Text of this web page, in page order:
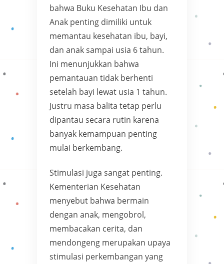
bahwa Buku Kesehatan Ibu dan
Anak penting dimiliki untuk
memantau kesehatan ibu, bayi,
dan anak sampai usia 6 tahun.
Ini menunjukkan bahwa
pemantauan tidak berhenti
setelah bayi lewat usia 1 tahun.
Justru masa balita tetap perlu
dipantau secara rutin karena
banyak kemampuan penting
mulai berkembang.
Stimulasi juga sangat penting.
Kementerian Kesehatan
menyebut bahwa bermain
dengan anak, mengobrol,
membacakan cerita, dan
mendongeng merupakan upaya
stimulasi perkembangan yang